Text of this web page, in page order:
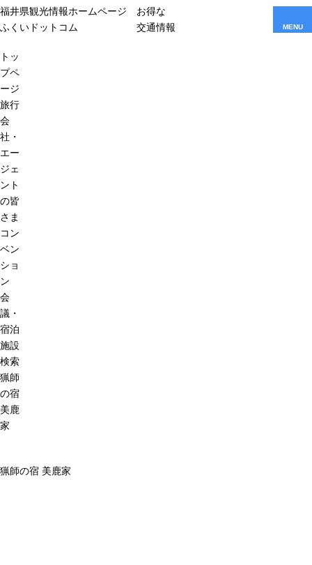
福井県観光情報ホームページ
ふくいドットコム
お得な
交通情報
MENU
トッ
プペ
ージ
旅行
会
社・
エー
ジェ
ント
の皆
さま
コン
ベン
ショ
ン
会
議・
宿泊
施設
検索
猟師
の宿
美鹿
家
猟師の宿 美鹿家